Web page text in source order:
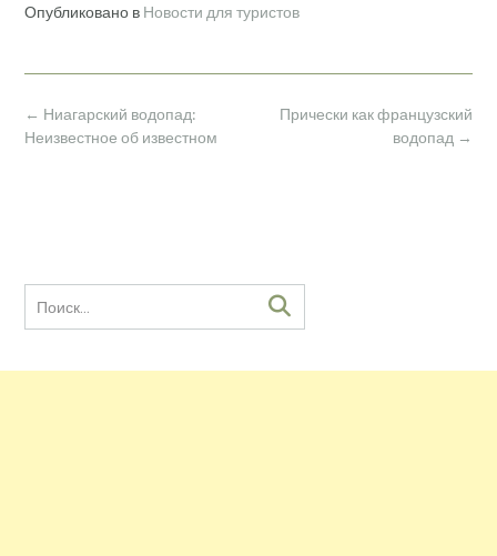
Опубликовано в Новости для туристов
Навигация
по
Прически как французский
водопад →
← Ниагарский водопад:
Неизвестное об известном